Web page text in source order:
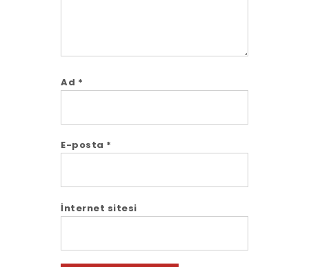
Ad *
E-posta *
İnternet sitesi